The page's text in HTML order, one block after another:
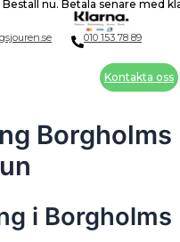
Beställ nu. Betala senare med
010 153 78 89
Kontakta oss
Borgholms
i Borgholms